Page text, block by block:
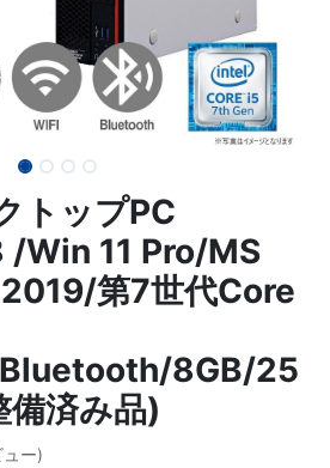
トップPC
Win 11 Pro/MS
第7世代Core
8GB/25
備済み品)
ー)